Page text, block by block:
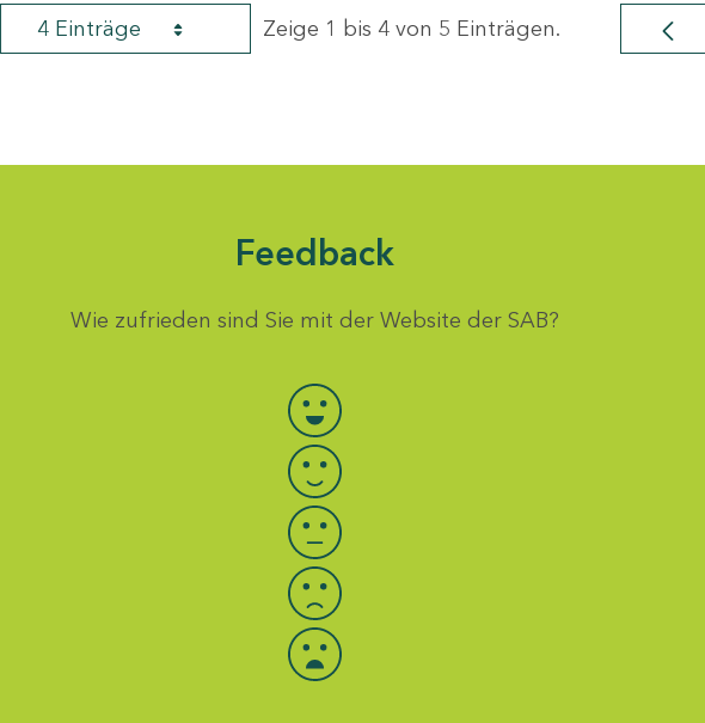
4 Einträge Zeige 1 bis 4 von 5 Einträgen.
Feedback
Wie zufrieden sind Sie mit der Website der SAB?
Bewertung auswählen